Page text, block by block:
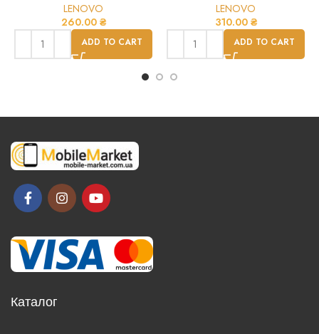
LENOVO
260.00 ₴
ADD TO CART
LENOVO
310.00 ₴
ADD TO CART
Каталог